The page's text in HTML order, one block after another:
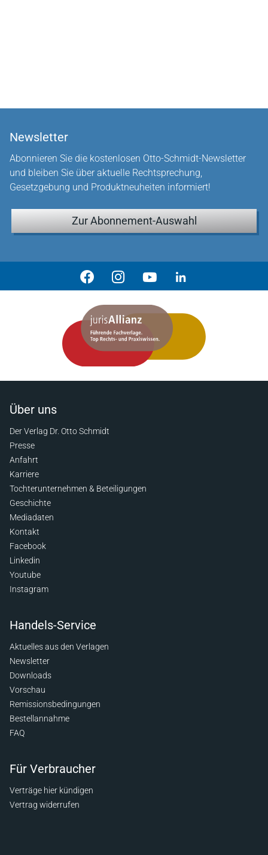
Newsletter
Abonnieren Sie die kostenlosen Otto-Schmidt-Newsletter
und bleiben Sie über aktuelle Rechtsprechung,
Gesetzgebung und Produktneuheiten informiert!
Zur Abonnement-Auswahl
Über uns
Der Verlag Dr. Otto Schmidt
Presse
Anfahrt
Karriere
Tochterunternehmen & Beteiligungen
Geschichte
Mediadaten
Kontakt
Facebook
Linkedin
Youtube
Instagram
Handels-Service
Aktuelles aus den Verlagen
Newsletter
Downloads
Vorschau
Remissionsbedingungen
Bestellannahme
FAQ
Für Verbraucher
Verträge hier kündigen
Vertrag widerrufen